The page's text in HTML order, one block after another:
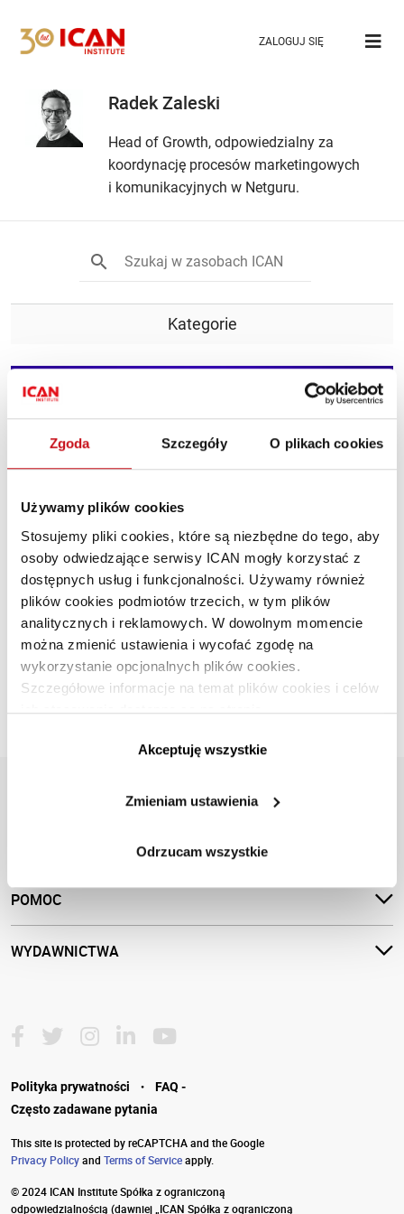
Zgoda Szczegóły O plikach cookies
Używamy plików cookies
Stosujemy pliki cookies, które są niezbędne do tego, aby
osoby odwiedzające serwisy ICAN mogły korzystać z
dostępnych usług i funkcjonalności. Używamy również
plików cookies podmiotów trzecich, w tym plików
analitycznych i reklamowych. W dowolnym momencie
można zmienić ustawienia i wycofać zgodę na
wykorzystanie opcjonalnych plików cookies.
Szczegółowe informacje na temat plików cookies i celów
ich stosowania dostępne są na stronie
Akceptuję wszystkie
Zmieniam ustawienia
Odrzucam wszystkie
ZALOGUJ SIĘ
Radek Zaleski
Head of Growth, odpowiedzialny za
koordynację procesów marketingowych
i komunikacyjnych w Netguru.
Kategorie
Praca w trybie remote
ZARZĄDZANIE I PRZYWÓDZTWO·PRZYWÓDZTWO I ZARZĄDZANIE
LUDŹMI·ZARZĄDZANIE KRYZYSEM
Radek Zaleski PL
Praca zdalna, masowo praktykowana od kilku tygodni,
Czego można się od nich nauczyć?
POMOC
WYDAWNICTWA
Polityka prywatności ·
FAQ -
Często zadawane pytania
This site is protected by reCAPTCHA and the Google
Privacy Policyand Terms of Serviceapply.
© 2024 ICAN Institute Spółka z ograniczoną
odpowiedzialnością (dawniej „ICAN Spółka z ograniczoną